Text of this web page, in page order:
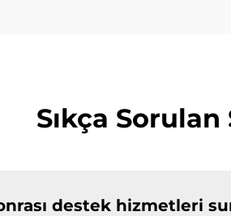
Sıkça
destek hizmetleri